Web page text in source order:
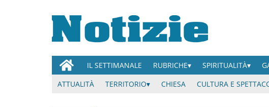
IL SETTIMANALE RUBRICHE SPIRITUALITÀ
ATTUALITÀ
TERRITORIO CHIESA CULTURA E